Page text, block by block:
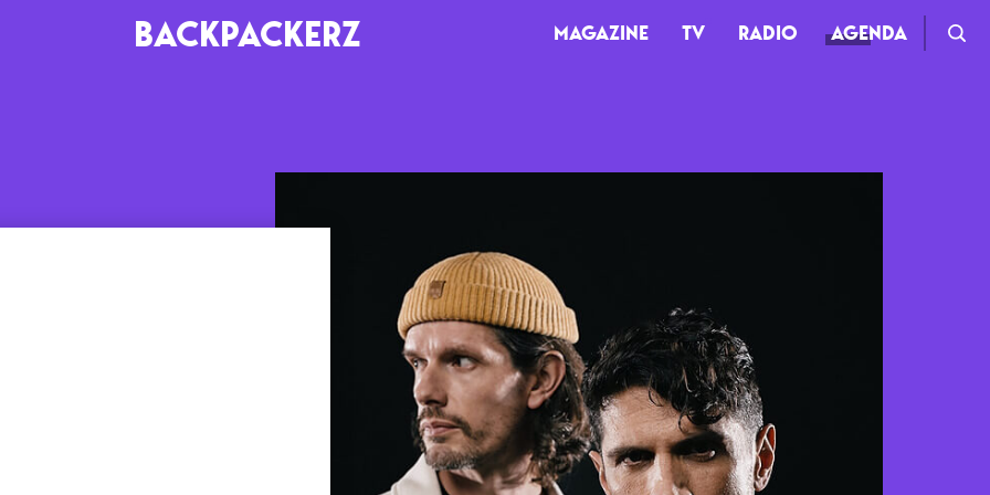
BACKPACKERZ MAGAZINE TV RADIO AGENDA
Paris
RADIO
Podcasts
Mixes
TV
Documentaires
Web-séries